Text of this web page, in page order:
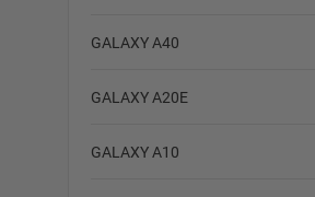
GALAXY A40
GALAXY A20E
GALAXY A10